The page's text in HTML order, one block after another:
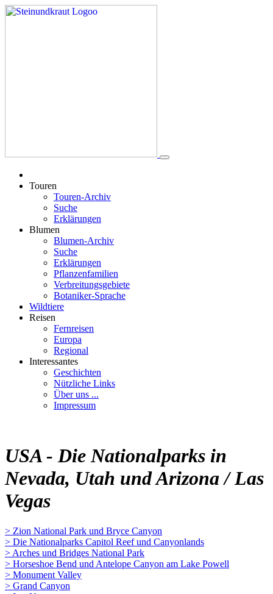
Touren
Touren-Archiv
Suche
Erklärungen
Blumen
Blumen-Archiv
Suche
Erklärungen
Pflanzenfamilien
Verbreitungsgebiete
Botaniker-Sprache
Wildtiere
Reisen
Fernreisen
Europa
Regional
Interessantes
Geschichten
Nützliche Links
Über uns ...
Impressum
USA - Die Nationalparks in
Nevada, Utah und Arizona / Las
Vegas
> Zion National Park und Bryce Canyon
> Die Nationalparks Capitol Reef und Canyonlands
> Arches und Bridges National Park
> Horseshoe Bend und Antelope Canyon am Lake Powell
> Monument Valley
> Grand Canyon